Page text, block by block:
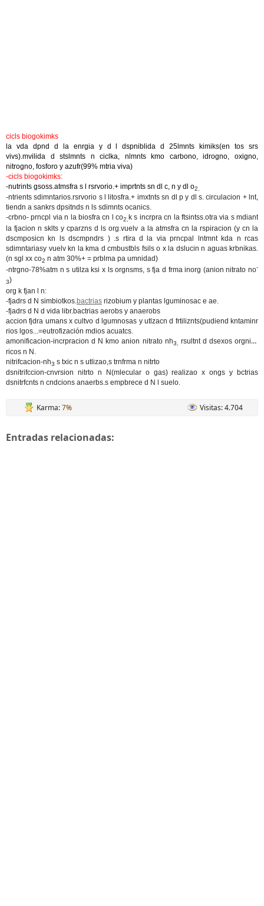
cicls biogokimks
la vda dpnd d la enrgia y d l dspniblida d 25lmnts kimiks(en tos srs
vivs).mvilida d stslmnts n ciclka, nlmnts kmo carbono, idrogno, oxigno,
nitrogno, fosforo y azufr(99% mtria viva)
-cicls biogokimks:
-nutrints gsoss.atmsfra s l rsrvorio.+ imprtnts sn dl c, n y dl o2.
-ntrients sdimntarios.rsrvorio s l litosfra.+ imxtnts sn dl p y dl s. circulacion + lnt,
tiendn a sankrs dpsitnds n ls sdimnts ocanics.
-crbno- prncpl via n la biosfra cn l co2, k s incrpra cn la ftsintss.otra via s mdiant
la fjacion n sklts y cparzns d ls org.vuelv a la atmsfra cn la rspiracion (y cn la
dscmposicn kn ls dscmpndrs ) .s rtira d la via prncpal lntmnt kda n rcas
sdimntariasy vuelv kn la kma d cmbustbls fsils o x la dslucin n aguas krbnikas.
(n sgl xx co2 n atm 30%+ = prblma pa umnidad)
-ntrgno-78%atm n s utilza ksi x ls orgnsms, s fja d frma inorg (anion nitrato no-
3)
org k fjan l n:
-fjadrs d N simbiotkos. bactrias rizobium y plantas lguminosac e ae.
-fjadrs d N d vida libr.bactrias aerobs y anaerobs
accion fjdra umans x cultvo d lgumnosas y utlzacn d frtiliznts(pudiend kntaminr
rios lgos...=eutrofización mdios acuatcs.
amonificacion-incrpracion d N kmo anion nitrato nh3, rsultnt d dsexos orgniks
ricos n N.
nitrifcacion-nh3 s txic n s utlizao,s trnfrma n nitrto
dsnitrifccion-cnvrsion nitrto n N(mlecular o gas) realizao x ongs y bctrias
dsnitrfcnts n cndcions anaerbs.s empbrece d N l suelo.
Karma:7% Visitas: 4.704
Entradas relacionadas: